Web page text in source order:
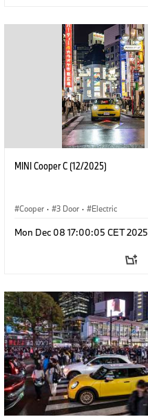
MINI Cooper C (12/2025)
Cooper · 3 Door · Electric
Mon Dec 08 17:00:05 CET 2025